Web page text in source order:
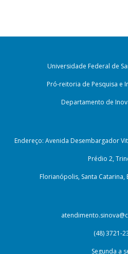
Universidade Federal de
Pró-reitoria de Pesquisa e
Departamento de
Endereço: Avenida Desembargador
Prédio 2,
Florianópolis, Santa Catarina,
(48) 3721-
Segunda a